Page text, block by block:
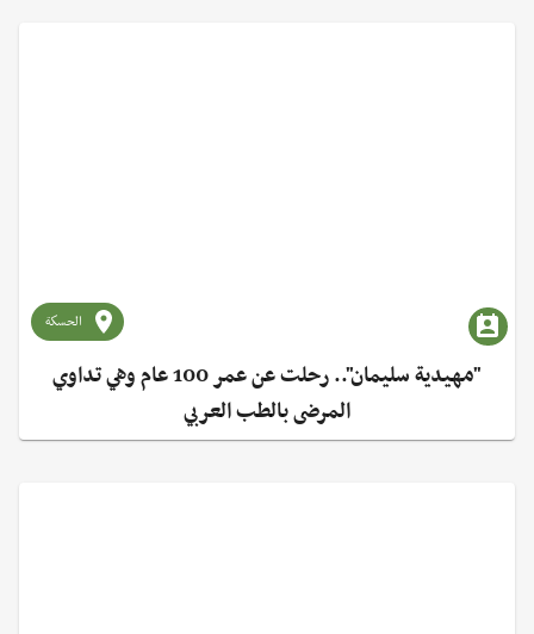
الحسكة
"مهيدية سليمان".. رحلت عن عمر 100 عام وهي تداوي
المرضى بالطب العربي